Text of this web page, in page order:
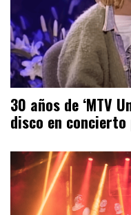
30 años de ‘MTV
disco en